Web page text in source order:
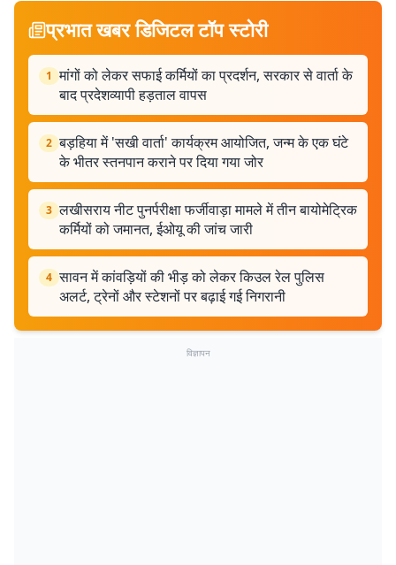
प्रभात खबर डिजिटल टॉप स्टोरी
1 मांगों को लेकर सफाई कर्मियों का प्रदर्शन, सरकार से वार्ता के
बाद प्रदेशव्यापी हड़ताल वापस
2 बड़हिया में 'सखी वार्ता' कार्यक्रम आयोजित, जन्म के एक घंटे
के भीतर स्तनपान कराने पर दिया गया जोर
3 लखीसराय नीट पुनर्परीक्षा फर्जीवाड़ा मामले में तीन बायोमेट्रिक
कर्मियों को जमानत, ईओयू की जांच जारी
4 सावन में कांवड़ियों की भीड़ को लेकर किउल रेल पुलिस
अलर्ट, ट्रेनों और स्टेशनों पर बढ़ाई गई निगरानी
विज्ञापन